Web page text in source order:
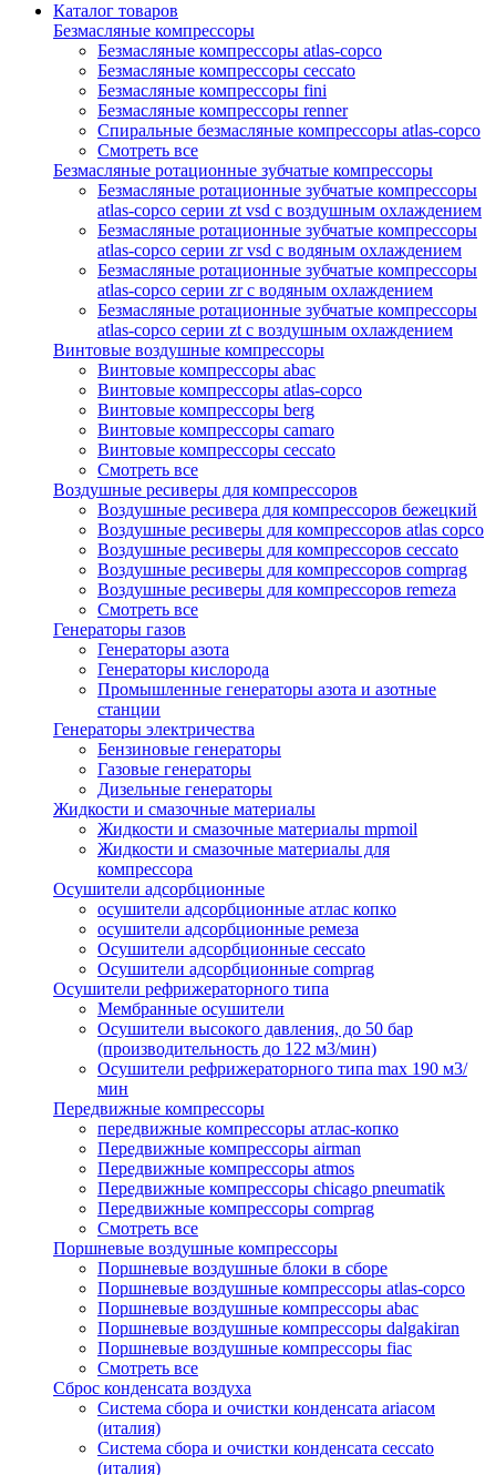
Каталог товаров
Безмасляные компрессоры
Безмасляные компрессоры atlas-copco
Безмасляные компрессоры ceccato
Безмасляные компрессоры fini
Безмасляные компрессоры renner
Спиральные безмасляные компрессоры atlas-copco
Смотреть все
Безмасляные ротационные зубчатые компрессоры
Безмасляные ротационные зубчатые компрессоры
atlas-copco серии zt vsd с воздушным охлаждением
Безмасляные ротационные зубчатые компрессоры
atlas-copco серии zr vsd с водяным охлаждением
Безмасляные ротационные зубчатые компрессоры
atlas-copco серии zr с водяным охлаждением
Безмасляные ротационные зубчатые компрессоры
atlas-copco серии zt с воздушным охлаждением
Винтовые воздушные компрессоры
Винтовые компрессоры abac
Винтовые компрессоры atlas-copco
Винтовые компрессоры berg
Винтовые компрессоры camaro
Винтовые компрессоры ceccato
Смотреть все
Воздушные ресиверы для компрессоров
Воздушные ресивера для компрессоров бежецкий
Воздушные ресиверы для компрессоров atlas copco
Воздушные ресиверы для компрессоров ceccato
Воздушные ресиверы для компрессоров comprag
Воздушные ресиверы для компрессоров remeza
Смотреть все
Генераторы газов
Генераторы азота
Генераторы кислорода
Промышленные генераторы азота и азотные
станции
Генераторы электричества
Бензиновые генераторы
Газовые генераторы
Дизельные генераторы
Жидкости и смазочные материалы
Жидкости и смазочные материалы mpmoil
Жидкости и смазочные материалы для
компрессора
Осушители адсорбционные
осушители адсорбционные атлас копко
осушители адсорбционные ремеза
Осушители адсорбционные ceccato
Осушители адсорбционные comprag
Осушители рефрижераторного типа
Мембранные осушители
Осушители высокого давления, до 50 бар
(производительность до 122 м3/мин)
Осушители рефрижераторного типа max 190 м3/
мин
Передвижные компрессоры
передвижные компрессоры атлас-копко
Передвижные компрессоры airman
Передвижные компрессоры atmos
Передвижные компрессоры chicago pneumatik
Передвижные компрессоры comprag
Смотреть все
Поршневые воздушные компрессоры
Поршневые воздушные блоки в сборе
Поршневые воздушные компрессоры atlas-copco
Поршневые воздушные компрессоры abac
Поршневые воздушные компрессоры dalgakiran
Поршневые воздушные компрессоры fiac
Смотреть все
Сброс конденсата воздуха
Система сбора и очистки конденсата ariacом
(италия)
Система сбора и очистки конденсата ceccato
(италия)